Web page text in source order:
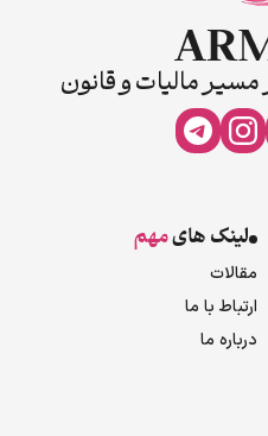
مالیات و قانون
لینک هایمهم
مقالات
ارتباط با ما
درباره ما